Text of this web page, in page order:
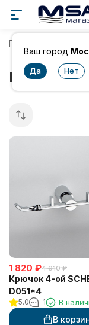
Ваш город
Главная
Крючки
1 820 ₽4 010 ₽
Крючок 4-ой
D051*4
5.0 1 В
В